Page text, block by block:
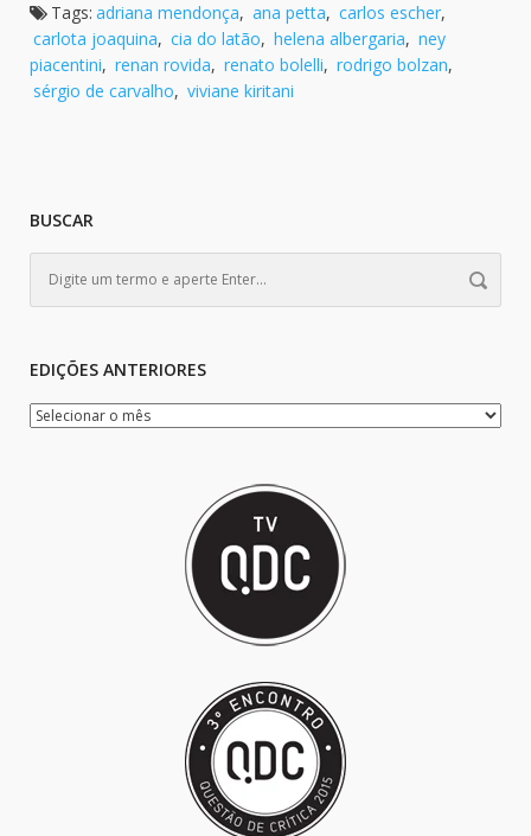
Tags: adriana mendonça, ana petta, carlos escher,
carlota joaquina, cia do latão, helena albergaria, ney
piacentini, renan rovida, renato bolelli, rodrigo bolzan,
sérgio de carvalho, viviane kiritani
BUSCAR
EDIÇÕES ANTERIORES